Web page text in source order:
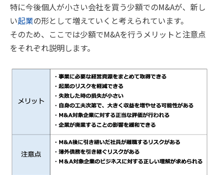
特に今後個人が小さい会社を買う少額でのM&Aが、新し
い起業の形として増えていくと考えられています。
そのため、ここでは少額でM&Aを行うメリットと注意点
をそれぞれ説明します。